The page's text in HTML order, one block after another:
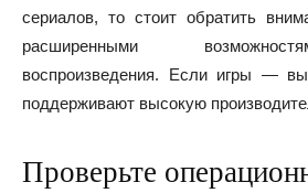
сериалов, то стоит обратить
расширенными
воспроизведения. Если игры —
поддерживают высокую
Проверьте